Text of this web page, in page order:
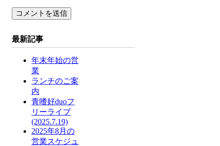
最新記事
年末年始の営
業
ランチのご案
内
青嗜好duoフ
リーライブ
(2025.7.19)
2025年8月の
営業スケジュ